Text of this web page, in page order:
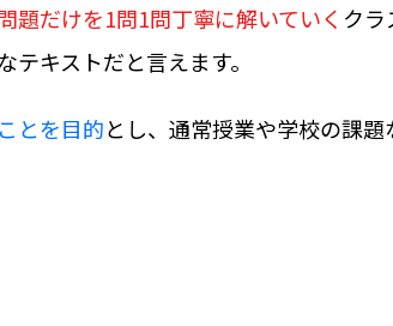
題だけを1問1問丁寧に解いていく ク
キストだと言えます。
とを目的とし、通常授業や学校の課